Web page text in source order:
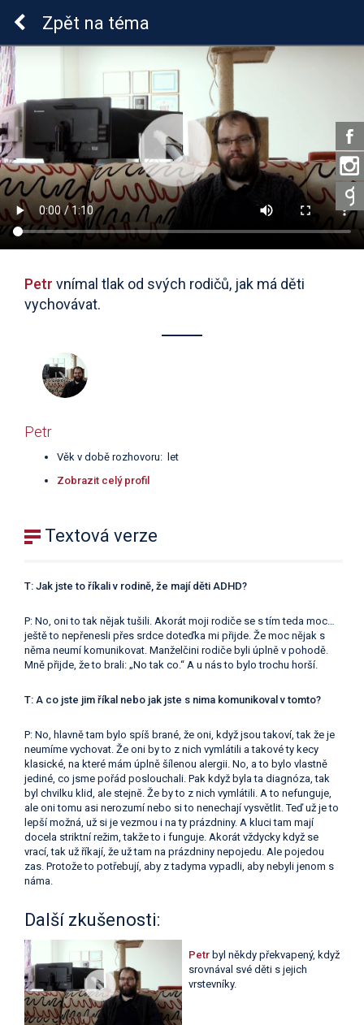
ADHD u dětí
Zpět na téma
Petr vnímal tlak od svých rodičů, jak má děti
vychovávat.
Petr
Věk v době rozhovoru: let
Zobrazit celý profil
Textová verze
T: Jak jste to říkali v rodině, že mají děti ADHD?
P: No, oni to tak nějak tušili. Akorát moji rodiče se s tím teda moc…
ještě to nepřenesli přes srdce doteďka mi přijde. Že moc nějak s
něma neumí komunikovat. Manželčini rodiče byli úplně v pohodě.
Mně přijde, že to brali: „No tak co.“ A u nás to bylo trochu horší.
T: A co jste jim říkal nebo jak jste s nima komunikoval v tomto?
P: No, hlavně tam bylo spíš brané, že oni, když jsou takoví, tak že je
neumíme vychovat. Že oni by to z nich vymlátili a takové ty kecy
klasické, na které mám úplně šílenou alergii. No, a to bylo vlastně
jediné, co jsme pořád poslouchali. Pak když byla ta diagnóza, tak
byl chvilku klid, ale stejně. Že by to z nich vymlátili. A to nefunguje,
ale oni tomu asi nerozumí nebo si to nenechají vysvětlit. Teď už je to
lepší možná, už si je vezmou i na ty prázdniny. A kluci tam mají
docela striktní režim, takže to i funguje. Akorát vždycky když se
vrací, tak už říkají, že už tam na prázdniny nepojedu. Ale pojedou
zas. Protože to potřebují, aby z tadyma vypadli, aby nebyli jenom s
náma.
Další zkušenosti:
Petr byl někdy překvapený, když
srovnával své děti s jejich
vrstevníky.